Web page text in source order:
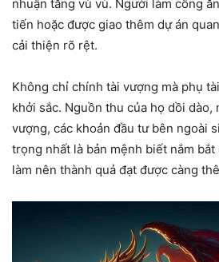
nhuận tăng vù vù. Người làm công
tiến hoặc được giao thêm dự án
cải thiện rõ rệt.
Không chỉ chính tài vượng mà phụ
khởi sắc. Nguồn thu của họ dồi dào,
vượng, các khoản đầu tư bên ngoài
trọng nhất là bản mệnh biết nắm
làm nên thành quả đạt được càng